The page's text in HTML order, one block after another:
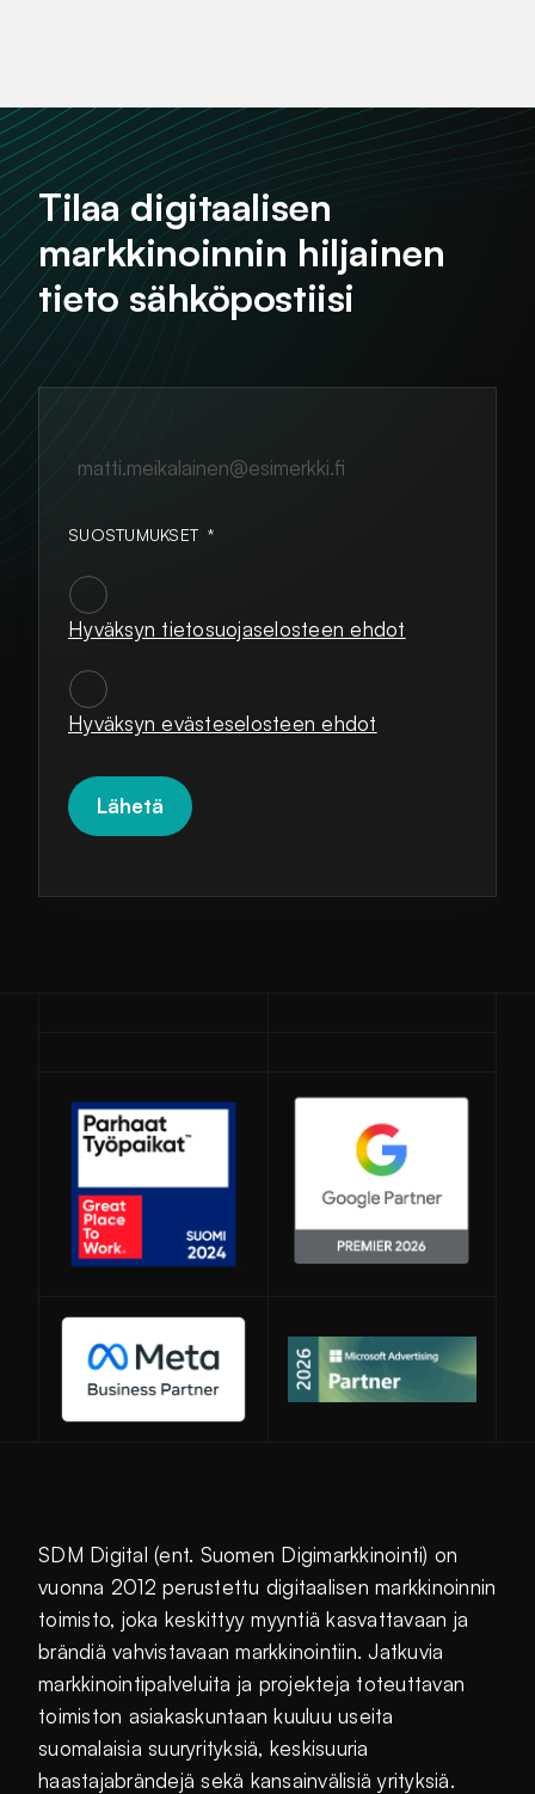
Tilaa digitaalisen
markkinoinnin hiljainen
tieto sähköpostiisi
SUOSTUMUKSET *
Hyväksyn tietosuojaselosteen ehdot
SUOSTUMUKSET
Hyväksyn evästeselosteen ehdot
Avautuu uuteen ikkunaan
SDM Digital (ent. Suomen Digimarkkinointi) on
vuonna 2012 perustettu digitaalisen markkinoinnin
toimisto, joka keskittyy myyntiä kasvattavaan ja
brändiä vahvistavaan markkinointiin. Jatkuvia
markkinointipalveluita ja projekteja toteuttavan
toimiston asiakaskuntaan kuuluu useita
suomalaisia suuryrityksiä, keskisuuria
haastajabrändejä sekä kansainvälisiä yrityksiä.